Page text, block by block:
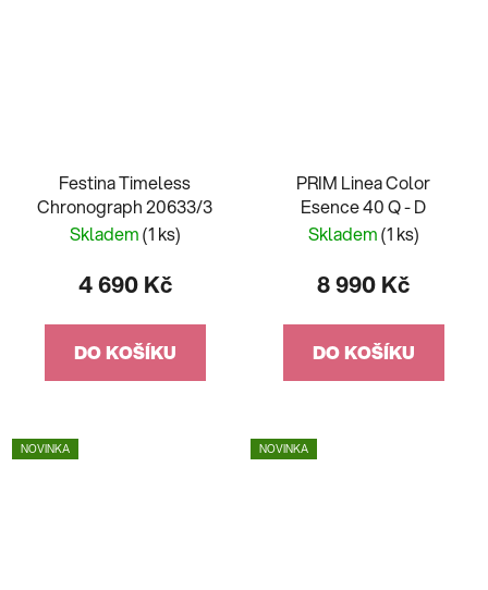
Festina Timeless
Chronograph 20633/3
Skladem(1 ks)
4 690 Kč
DO KOŠÍKU
PRIM Linea Color
Esence 40 Q - D
Skladem(1 ks)
8 990 Kč
DO KOŠÍKU
NOVINKA NOVINKA